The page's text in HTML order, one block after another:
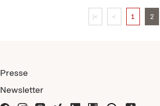
|< < 1 2
Presse
Newsletter